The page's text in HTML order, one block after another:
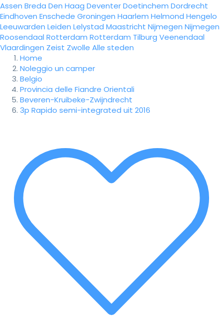
Assen Breda Den Haag DeventerDoetinchem Dordrecht
Eindhoven Enschede Groningen Haarlem Helmond Hengelo
Leeuwarden Leiden Lelystad Maastricht Nijmegen Nijmegen
Roosendaal Rotterdam Rotterdam Tilburg Veenendaal
Vlaardingen Zeist Zwolle Alle steden
Home
Noleggio un camper
Belgio
Provincia delle Fiandre Orientali
Beveren-Kruibeke-Zwijndrecht
3p Rapido semi-integrated uit 2016